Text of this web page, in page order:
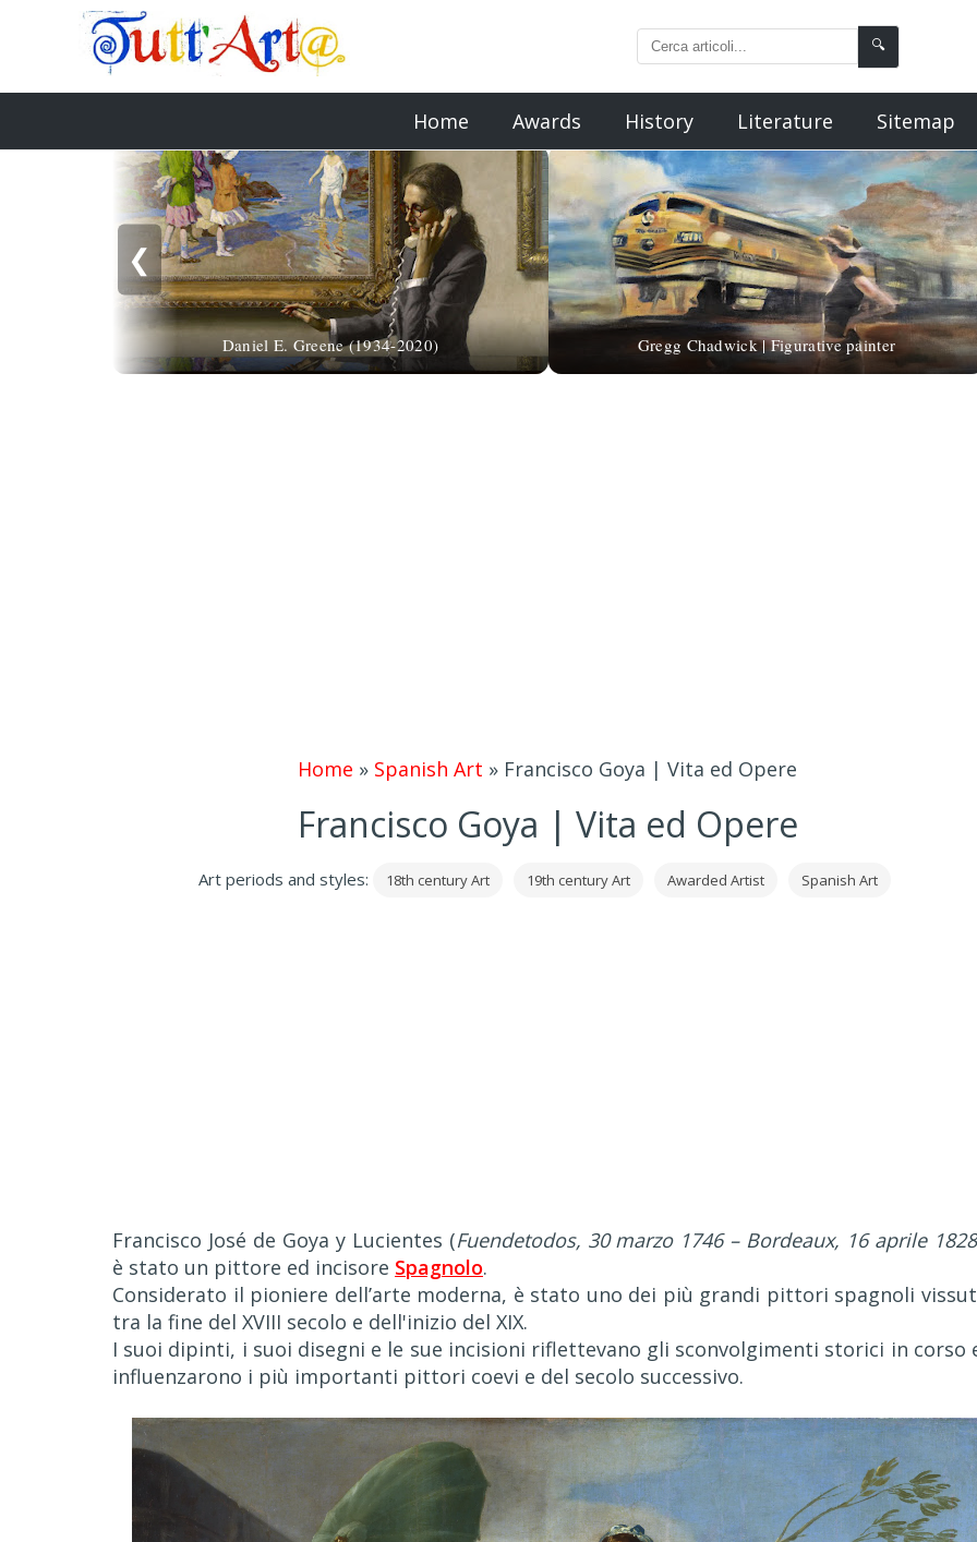
🔍
Home Awards History Literature Sitemap
❮
Daniel E. Greene (1934-2020) Gregg Chadwick | Figurative painter
Home » Spanish Art » Francisco Goya | Vita ed Opere
Francisco Goya | Vita ed Opere
Art periods and styles: 18th century Art 19th century Art Awarded Artist Spanish Art
Francisco José de Goya y Lucientes (Fuendetodos, 30 marzo 1746 – Bordeaux, 16 aprile 1828
è stato un pittore ed incisore Spagnolo.
Considerato il pioniere dell’arte moderna, è stato uno dei più grandi pittori spagnoli
tra la fine del XVIII secolo e dell'inizio del XIX.
I suoi dipinti, i suoi disegni e le sue incisioni riflettevano gli sconvolgimenti storici in corso
influenzarono i più importanti pittori coevi e del secolo successivo.